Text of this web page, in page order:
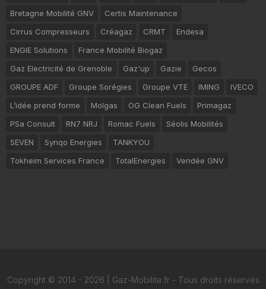
Bretagne Mobilité GNV
Certis Maintenance
Cirrus Compresseurs
Créagaz CRMT
Endesa
ENGIE Solutions
France Mobilité Biogaz
Gaz Electricité de Grenoble
Gaz'up Gazie
Gecos
GROUPE ADF
Groupe Sorégies Groupe VTE IMING
IVECO
L’idée prend forme
Molgas OG Clean Fuels
Primagaz
PSa Consult
RN7 NRJ Romac Fuels
Séolis Mobilités
SEVEN
Synqo Energies
TANKYOU
Tokheim Services France
TotalEnergies Vendée GNV
Copyright © 2014 - 2026 | Gaz-Mobilite.fr - Tous droits réservés